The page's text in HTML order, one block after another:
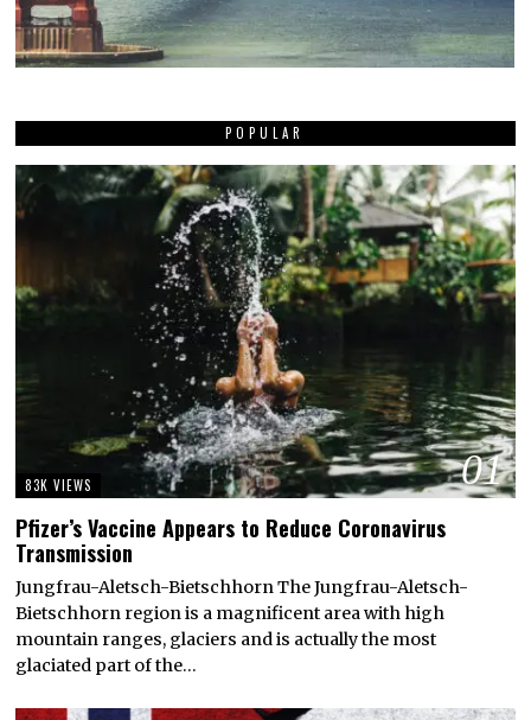
POPULAR
01
83K VIEWS
Pfizer’s Vaccine Appears to Reduce Coronavirus
Transmission
Jungfrau-Aletsch-Bietschhorn The Jungfrau-Aletsch-
Bietschhorn region is a magnificent area with high
mountain ranges, glaciers and is actually the most
glaciated part of the…